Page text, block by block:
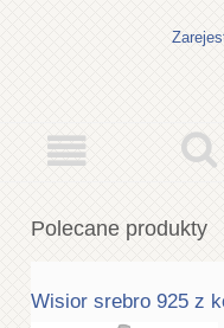
Polecane produkty
Wisior srebro 925 z